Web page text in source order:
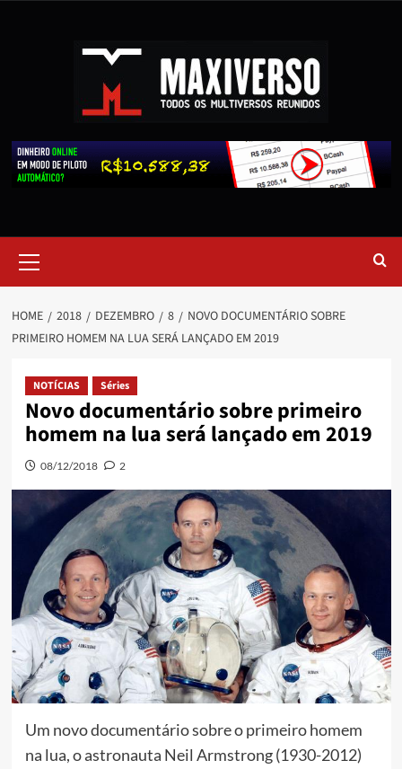
HOME 2018 DEZEMBRO 8
NOVO DOCUMENTÁRIO SOBRE
PRIMEIRO HOMEM NA LUA SERÁ LANÇADO EM 2019
NOTÍCIAS Séries
Novo documentário sobre primeiro
homem na lua será lançado em 2019
08/12/2018 2
Um novo documentário sobre o primeiro homem
na lua, o astronauta Neil Armstrong (1930-2012)